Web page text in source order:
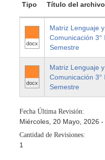
Tipo Título del archivo
docx
Matriz Lenguaje y
Comunicación 3° I
Semestre
docx
Matriz Lenguaje y
Comunicación 3°
Semestre
Fecha Última Revisión:
Miércoles, 20 Mayo, 2026 -
Cantidad de Revisiones:
1